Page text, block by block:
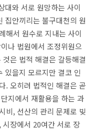
대와 서로 원망하는 사이
집안끼리는 불구대천의 원
해서 원수로 지내는 사이
나 법원에서 조정위원으
은 법적 해결은 갈등해결
있을지 모르지만 결코 인
. 오히려 법적인 해결은 곧
지에서 재활용을 하는 과
비, 선산의 관리 문제로 빚
,시장에서 20여간 서로 장